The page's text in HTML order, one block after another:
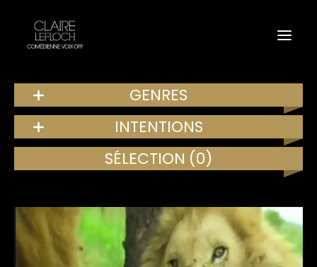
GENRES
INTENTIONS
SÉLECTION (0)